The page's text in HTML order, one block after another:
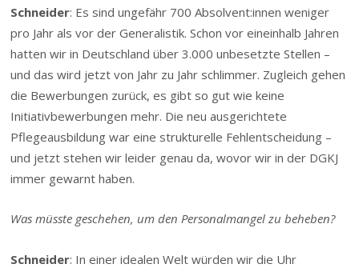
Schneider: Es sind ungefähr 700 Absolvent:innen weniger
pro Jahr als vor der Generalistik. Schon vor eineinhalb Jahren
hatten wir in Deutschland über 3.000 unbesetzte Stellen –
und das wird jetzt von Jahr zu Jahr schlimmer. Zugleich gehen
die Bewerbungen zurück, es gibt so gut wie keine
Initiativbewerbungen mehr. Die neu ausgerichtete
Pflegeausbildung war eine strukturelle Fehlentscheidung –
und jetzt stehen wir leider genau da, wovor wir in der DGKJ
immer gewarnt haben.
Was müsste geschehen, um den Personalmangel zu beheben?
Schneider: In einer idealen Welt würden wir die Uhr